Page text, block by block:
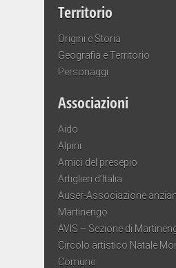
Territorio
Origini e Storia
Geografia e Territorio
Personaggi
Associazioni
Aido
Alpini
Amici del presepio
Artiglieri d’Italia
Auser-Associazione
Martinengo
AVIS – Sezione di
Circolo artistico Natale
Comune